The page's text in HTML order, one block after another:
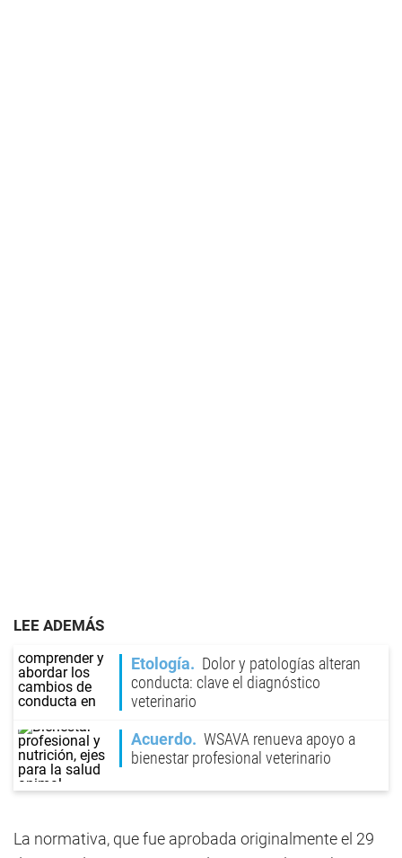
LEE ADEMÁS
Etología
Dolor y patologías alteran
conducta: clave el diagnóstico
veterinario
Acuerdo
WSAVA renueva apoyo a
bienestar profesional veterinario
La normativa, que fue aprobada originalmente el 29